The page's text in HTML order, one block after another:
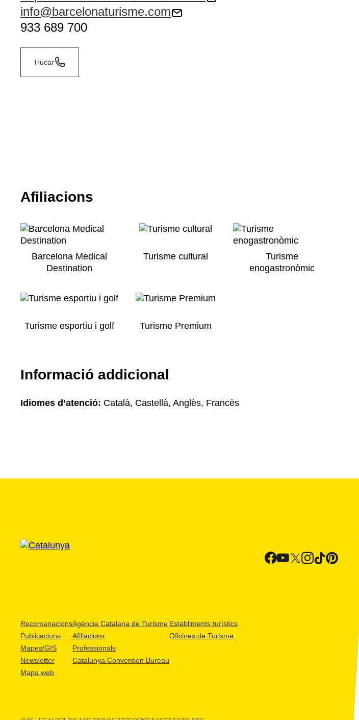
info@barcelonaturisme.com
933 689 700
Trucar
Afiliacions
Barcelona Medical
Destination
Turisme cultural
Turisme
enogastronòmic
Turisme esportiu i golf Turisme Premium
Informació addicional
Idiomes d’atenció: Català, Castellà, Anglès, Francès
Recomanacions
Publicacions
Mapes/GIS
Newsletter
Mapa web
Agència Catalana de Turisme
Afiliacions
Professionals
Catalunya Convention Bureau
Establiments turístics
Oficines de Turisme